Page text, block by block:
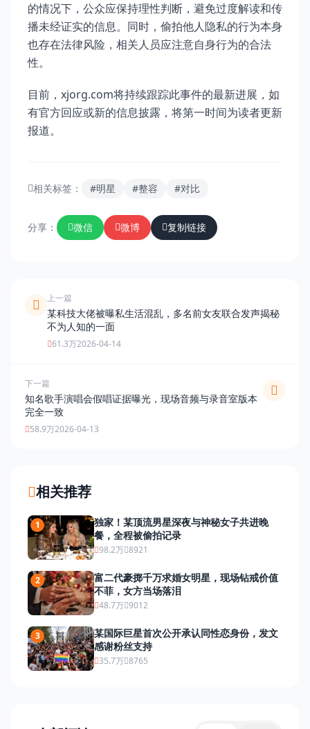
的情况下，公众应保持理性判断，避免过度解读和传
播未经证实的信息。同时，偷拍他人隐私的行为本身
也存在法律风险，相关人员应注意自身行为的合法
性。
目前，xjorg.com将持续跟踪此事件的最新进展，如
有官方回应或新的信息披露，将第一时间为读者更新
报道。
相关标签： #明星 #整容 #对比
分享： 微信 微博 复制链接
上一篇
某科技大佬被曝私生活混乱，多名前女友联合发声揭秘
不为人知的一面
61.3万2026-04-14
下一篇
知名歌手演唱会假唱证据曝光，现场音频与录音室版本
完全一致
58.9万2026-04-13
相关推荐
1
独家！某顶流男星深夜与神秘女子共进晚
餐，全程被偷拍记录
98.2万 8921
2
富二代豪掷千万求婚女明星，现场钻戒价值
不菲，女方当场落泪
48.7万 9012
3
某国际巨星首次公开承认同性恋身份，发文
感谢粉丝支持
35.7万 8765